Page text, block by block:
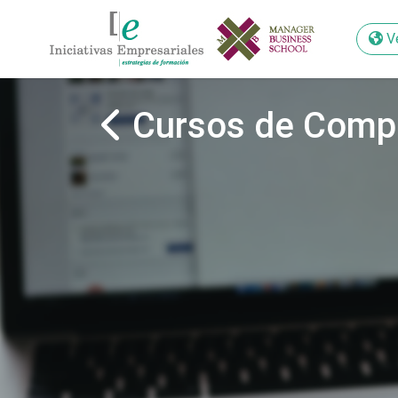
Cursos de